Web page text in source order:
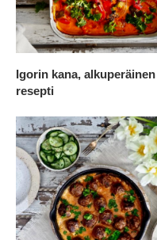
Igorin kana, alkuperäinen
resepti